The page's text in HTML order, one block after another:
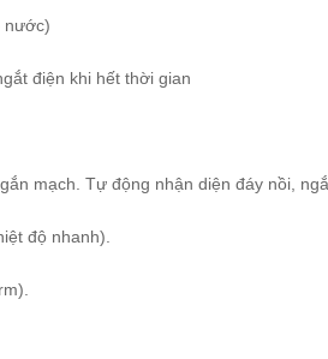
nước)
điện khi hết thời gian
mạch. Tự động nhận diện đáy nồi,
độ nhanh).